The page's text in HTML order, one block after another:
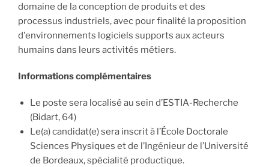
domaine de la conception de produits et des
processus industriels, avec pour finalité la proposition
d'environnements logiciels supports aux acteurs
humains dans leurs activités métiers.
Informations complémentaires
Le poste sera localisé au sein d’ESTIA-Recherche
(Bidart, 64)
Le(a) candidat(e) sera inscrit à l’École Doctorale
Sciences Physiques et de l’Ingénieur de l’Université
de Bordeaux, spécialité productique.